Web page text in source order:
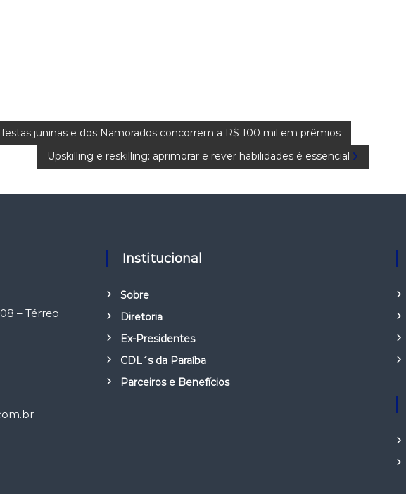
juninas e dos Namorados concorrem a R$ 100 mil em prêmios
Upskilling e reskilling: aprimorar e rever habilidades é essencial
– Térreo
Institucional
Sobre
Diretoria
Ex-Presidentes
CDL´s da Paraíba
Parceiros e Benefícios